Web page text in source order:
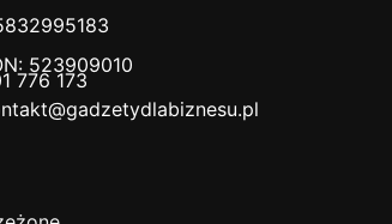
523909010
776 173